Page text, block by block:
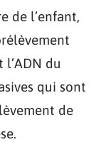
de l’enfant,
du
qui sont
de